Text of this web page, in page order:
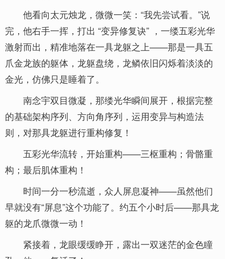
他看向太元烛龙，微微一笑：“我先尝试看。”说
完，他右手一挥，打出 “变异修复诀” ，一缕五彩光华
激射而出，精准地落在一具龙躯之上——那是一具五
爪金龙族的躯体，龙躯盘绕，龙鳞依旧闪烁着淡淡的
金光，仿佛只是睡着了。
南念宇双目微凝，那缕光华瞬间展开，根据完整
的基础架构序列、方向角序列，运用变异与构造法
则，对那具龙躯进行重构修复！
五彩光华流转，开始重构——三枢重构；骨骼重
构；最后肌体重构！
时间一分一秒流逝，众人屏息凝神——虽然他们
早就没有“屏息”这个功能了。约五个小时后——那具龙
躯的龙爪微微一动！
紧接着，龙眼缓缓睁开，露出一双迷茫的金色瞳